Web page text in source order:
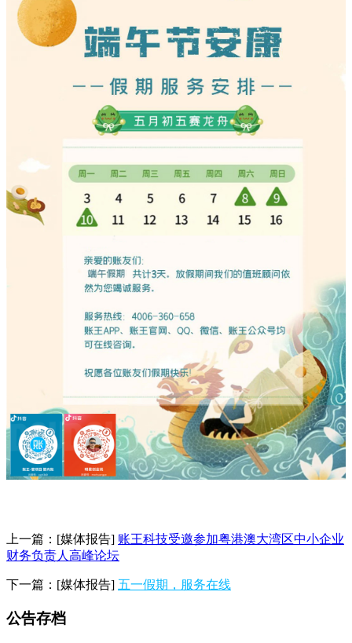
上一篇： [媒体报告] 账王科技受邀参加粤港澳大湾区中小企业
财务负责人高峰论坛
下一篇： [媒体报告] 五一假期，服务在线
公告存档